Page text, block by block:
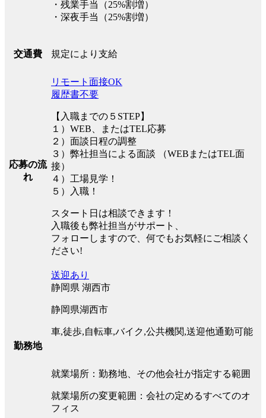
・残業手当（25%割増）
・深夜手当（25%割増）
交通費 規定により支給
応募の流
れ
リモート面接OK
履歴書不要
【入職までの５STEP】
１）WEB、またはTEL応募
２）面談日程の調整
３）弊社担当による面談 （WEBまたはTEL面
接）
４）工場見学！
５）入職！
スタート日は相談できます！
入職後も弊社担当がサポート、
フォローしますので、何でもお気軽にご相談く
ださい!
勤務地
送迎あり
静岡県 湖西市
静岡県湖西市
車,徒歩,自転車,バイク,公共機関,送迎他通勤可能
就業場所：勤務地、その他会社が指定する範囲
就業場所の変更範囲：会社の定めるすべてのオ
フィス